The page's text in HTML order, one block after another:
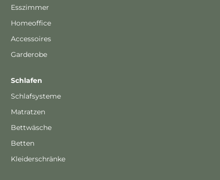
Esszimmer
Homeoffice
Accessoires
Garderobe
Schlafen
Schlafsysteme
Matratzen
Bettwäsche
Betten
Kleiderschränke